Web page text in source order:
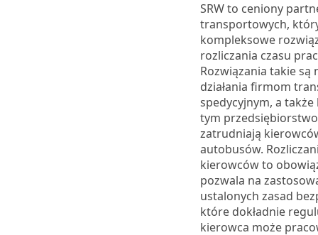
SRW to ceniony
transportowych,
kompleksowe
rozliczania czasu
Rozwiązania takie są
działania firmom
spedycyjnym, a
tym
zatrudniają
autobusów.
kierowców to
pozwala na
ustalonych zasad
które dokładnie
kierowca może